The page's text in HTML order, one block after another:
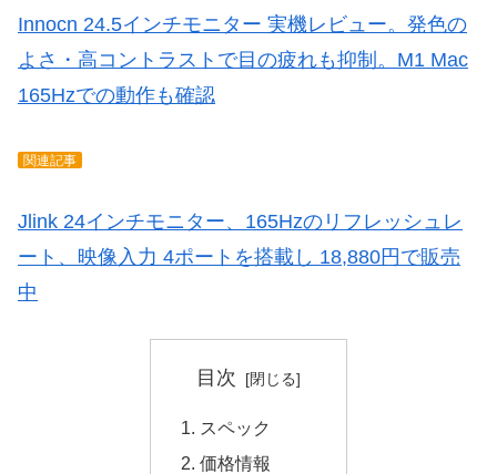
Innocn 24.5インチモニター 実機レビュー。発色の
よさ・高コントラストで目の疲れも抑制。M1 Mac
165Hzでの動作も確認
関連記事
Jlink 24インチモニター、165Hzのリフレッシュレ
ート、映像入力 4ポートを搭載し 18,880円で販売
中
目次
スペック
価格情報